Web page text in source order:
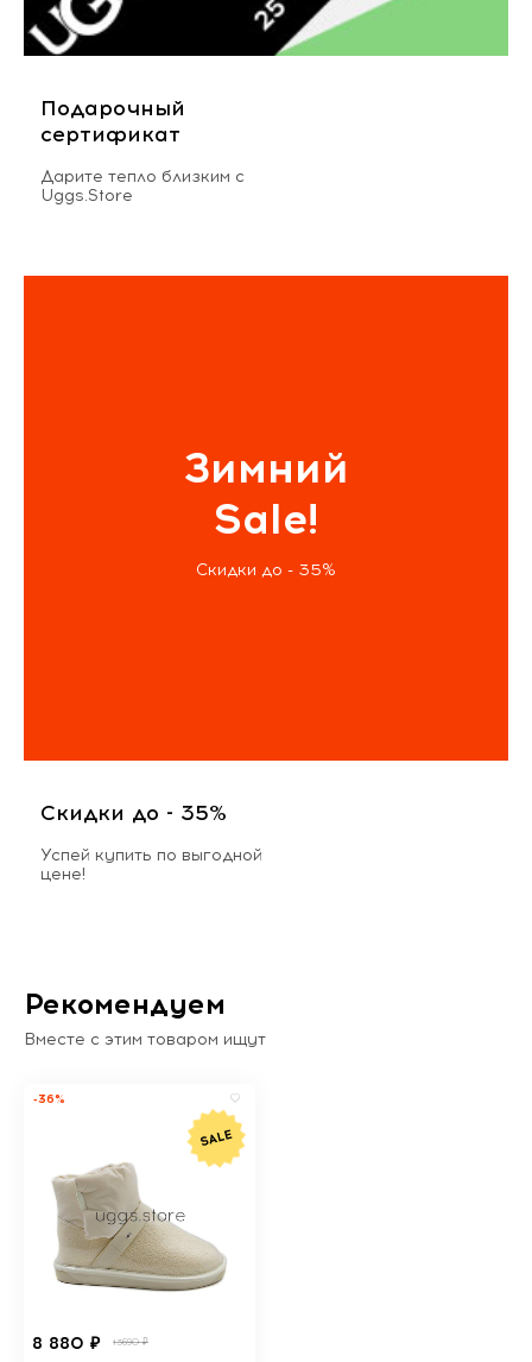
Подарочный
сертификат
Дарите тепло близким с
Uggs.Store
Зимний
Sale!
Скидки до - 35%
Скидки до - 35%
Успей купить по выгодной
цене!
Рекомендуем
Вместе с этим товаром ищут
-36%
8 880 ₽ 13690 ₽